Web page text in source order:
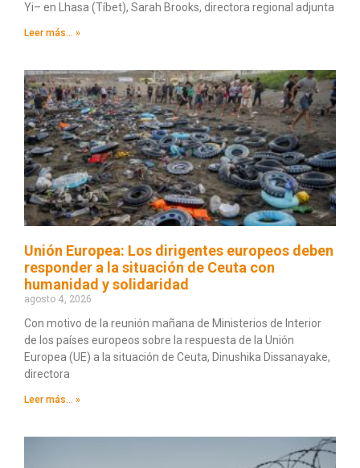
Yi– en Lhasa (Tíbet), Sarah Brooks, directora regional adjunta
Leer más... »
Unión Europea: Los dirigentes europeos deben
responder a la situación de Ceuta con
humanidad y solidaridad
agosto 4, 2026
Con motivo de la reunión mañana de Ministerios de Interior
de los países europeos sobre la respuesta de la Unión
Europea (UE) a la situación de Ceuta, Dinushika Dissanayake,
directora
Leer más... »